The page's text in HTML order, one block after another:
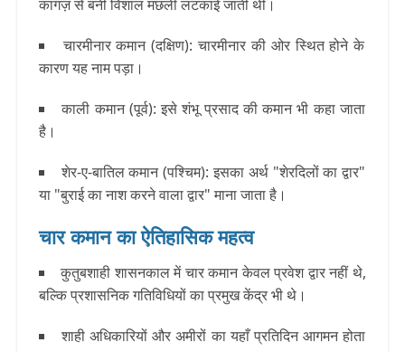
कागज़ से बनी विशाल मछली लटकाई जाती थी।
चारमीनार कमान (दक्षिण): चारमीनार की ओर स्थित होने के
कारण यह नाम पड़ा।
काली कमान (पूर्व): इसे शंभू प्रसाद की कमान भी कहा जाता
है।
शेर-ए-बातिल कमान (पश्चिम): इसका अर्थ "शेरदिलों का द्वार"
या "बुराई का नाश करने वाला द्वार" माना जाता है।
चार कमान का ऐतिहासिक महत्व
कुतुबशाही शासनकाल में चार कमान केवल प्रवेश द्वार नहीं थे,
बल्कि प्रशासनिक गतिविधियों का प्रमुख केंद्र भी थे।
शाही अधिकारियों और अमीरों का यहाँ प्रतिदिन आगमन होता